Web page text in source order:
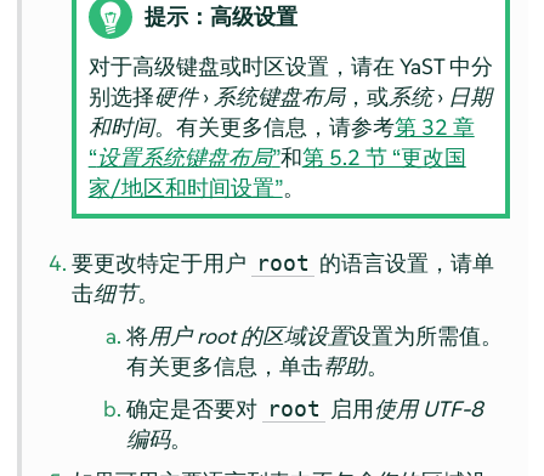
提示：高级设置
对于高级键盘或时区设置，请在 YaST 中分
别选择硬件› 系统键盘布局，或系统› 日期
和时间。有关更多信息，请参考第 32 章
“设置系统键盘布局”和第 5.2 节 “更改国
家/地区和时间设置”。
要更改特定于用户 root 的语言设置，请单
击细节。
将用户 root 的区域设置设置为所需值。
有关更多信息，单击帮助。
确定是否要对 root 启用使用 UTF-8
编码。